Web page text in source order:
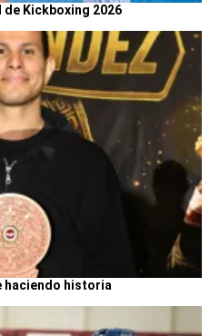
de Kickboxing 2026
haciendo historia